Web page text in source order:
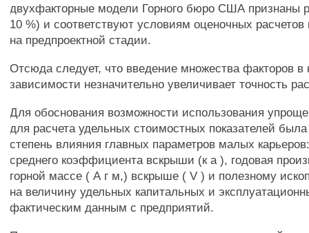
двухфакторные модели Горного бюро США признаны
10 %) и соответствуют условиям оценочных
на предпроектной стадии.
Отсюда следует, что введение множества факторов в
зависимости незначительно увеличивает точность
Для обоснования возможности использования
для расчета удельных стоимостных показателей
степень влияния главных параметров малых
среднего коэффициента вскрыши (к а ), годовая
горной массе ( А г м,) вскрыше ( V ) и полезному
на величину удельных капитальных и
фактическим данным с предприятий.